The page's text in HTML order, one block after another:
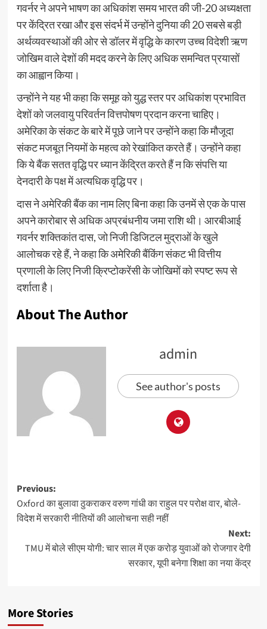
गवर्नर ने अपने भाषण का अधिकांश समय भारत की जी-20 अध्यक्षता
पर केंद्रित रखा और इस संदर्भ में उन्होंने दुनिया की 20 सबसे बड़ी
अर्थव्यवस्थाओं की ओर से डॉलर में वृद्धि के कारण उच्च विदेशी ऋण
जोखिम वाले देशों की मदद करने के लिए अधिक समन्वित प्रयासों
का आह्वान किया।
उन्होंने ने यह भी कहा कि समूह को युद्ध स्तर पर अधिकांश प्रभावित
देशों को जलवायु परिवर्तन वित्तपोषण प्रदान करना चाहिए।
अमेरिका के संकट के बारे में पूछे जाने पर उन्होंने कहा कि मौजूदा
संकट मजबूत नियमों के महत्व को रेखांकित करते हैं। उन्होंने कहा
कि ये बैंक सतत वृद्धि पर ध्यान केंद्रित करते हैं न कि संपत्ति या
देनदारी के पक्ष में अत्यधिक वृद्धि पर।
दास ने अमेरिकी बैंक का नाम लिए बिना कहा कि उनमें से एक के पास
अपने कारोबार से अधिक अप्रबंधनीय जमा राशि थी। आरबीआई
गवर्नर शक्तिकांत दास, जो निजी डिजिटल मुद्राओं के खुले
आलोचक रहे हैं, ने कहा कि अमेरिकी बैंकिंग संकट भी वित्तीय
प्रणाली के लिए निजी क्रिप्टोकरेंसी के जोखिमों को स्पष्ट रूप से
दर्शाता है।
About The Author
admin
See author's posts
Previous:
Oxford का बुलावा ठुकराकर वरुण गांधी का राहुल पर परोक्ष वार, बोले-
विदेश में सरकारी नीतियों की आलोचना सही नहीं
Next:
TMU में बोले सीएम योगी: चार साल में एक करोड़ युवाओं को रोजगार देगी
सरकार, यूपी बनेगा शिक्षा का नया केंद्र
More Stories